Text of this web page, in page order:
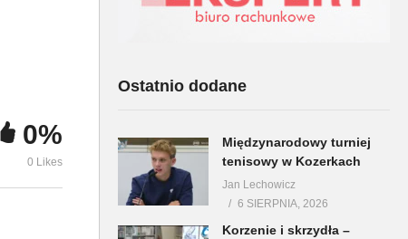
0%
0 Likes
Ostatnio dodane
Międzynarodowy turniej
tenisowy w Kozerkach
Jan Lechowicz
6 SIERPNIA, 2026
Korzenie i skrzydła –